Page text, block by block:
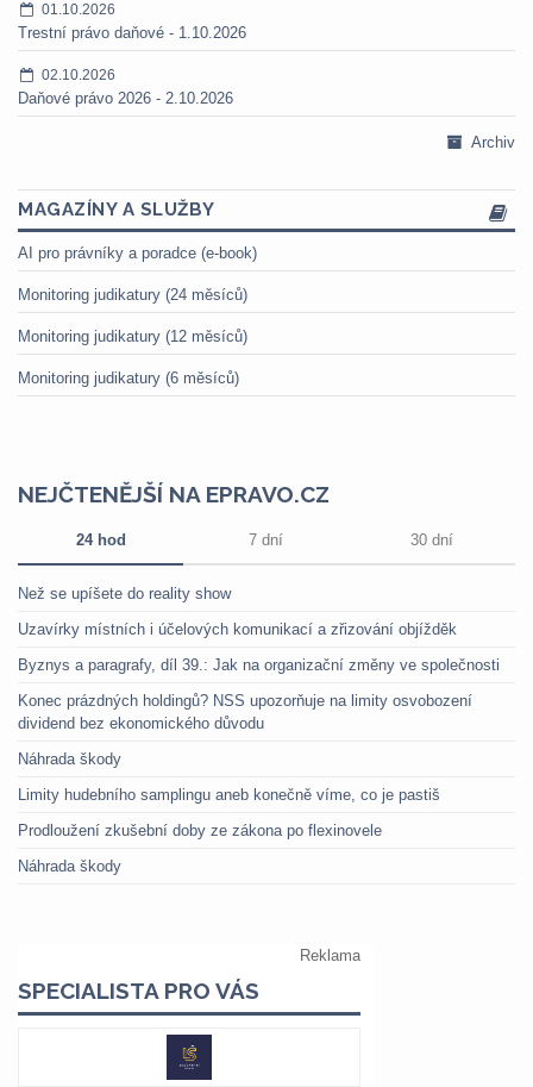
01.10.2026
Trestní právo daňové - 1.10.2026
02.10.2026
Daňové právo 2026 - 2.10.2026
Archiv
MAGAZÍNY A SLUŽBY
AI pro právníky a poradce (e-book)
Monitoring judikatury (24 měsíců)
Monitoring judikatury (12 měsíců)
Monitoring judikatury (6 měsíců)
NEJČTENĚJŠÍ NA EPRAVO.CZ
24 hod 7 dní 30 dní
Než se upíšete do reality show
Uzavírky místních i účelových komunikací a zřizování objížděk
Byznys a paragrafy, díl 39.: Jak na organizační změny ve společnosti
Konec prázdných holdingů? NSS upozorňuje na limity osvobození
dividend bez ekonomického důvodu
Náhrada škody
Limity hudebního samplingu aneb konečně víme, co je pastiš
Prodloužení zkušební doby ze zákona po flexinovele
Náhrada škody